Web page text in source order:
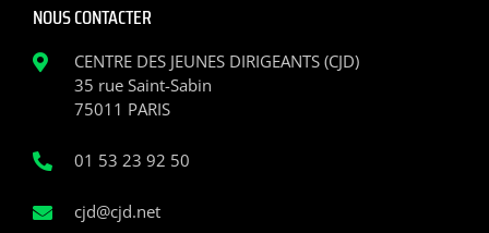
NOUS CONTACTER
CENTRE DES JEUNES DIRIGEANTS (CJD)
35 rue Saint-Sabin
75011 PARIS
01 53 23 92 50
cjd@cjd.net